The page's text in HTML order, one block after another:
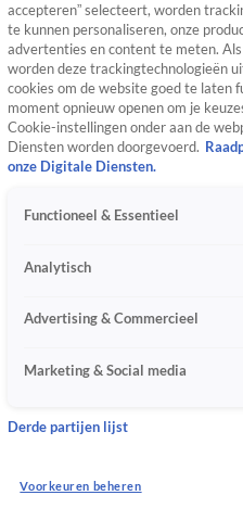
accepteren” selecteert, worden
te kunnen personaliseren, onze
advertenties en content te meten.
worden deze trackingtechnologieën
cookies om de website goed te laten
moment opnieuw openen om je
Cookie-instellingen onder aan de
Diensten worden doorgevoerd.
onze Digitale Diensten.
Functioneel & Essentieel
Analytisch
Advertising & Commercieel
Marketing & Social media
Derde partijen lijst
Voorkeuren beheren